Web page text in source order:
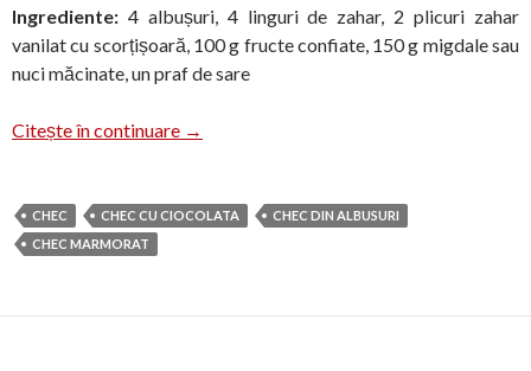
Ingrediente: 4 albușuri, 4 linguri de zahar, 2 plicuri zahar
vanilat cu scorțișoară, 100 g fructe confiate, 150 g migdale sau
nuci măcinate, un praf de sare
Citește în continuare Chec din albuș și migdale
→
CHEC CHEC CU CIOCOLATA
CHEC DIN ALBUSURI
CHEC MARMORAT